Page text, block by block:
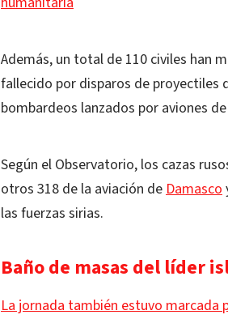
Además, un total de 110 civiles han
fallecido por disparos de proyectiles
bombardeos lanzados por aviones
Según el Observatorio, los cazas
otros 318 de la aviación deDamasco
las fuerzas sirias.
Baño de masas del líder
La jornada también estuvo marcada